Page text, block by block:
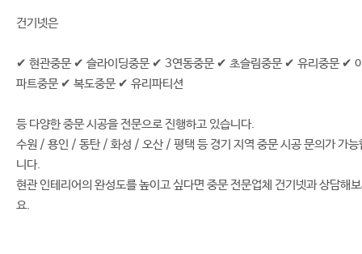
건기넷은
✔ 현관중문 ✔ 슬라이딩중문 ✔ 3연동중문 ✔ 초슬림중문 ✔ 유리중문 ✔
파트중문 ✔ 복도중문 ✔ 유리파티션
등 다양한 중문 시공을 전문으로 진행하고 있습니다.
수원 / 용인 / 동탄 / 화성 / 오산 / 평택 등 경기 지역 중문 시공 문의가 가능
니다.
현관 인테리어의 완성도를 높이고 싶다면 중문 전문업체 건기넷과 상담해
요.